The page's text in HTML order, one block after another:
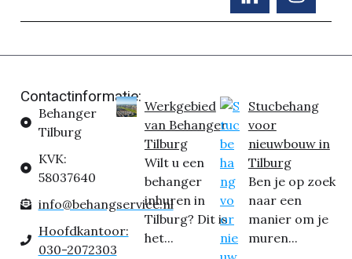
Contactinformatie:
Behanger
Tilburg
KVK:
58037640
info@behangservice.nl
Hoofdkantoor:
030-2072303
Werkgebied
van Behanger
Tilburg
Wilt u een
behanger
inhuren in
Tilburg? Dit is
het...
Stucbehang
voor
nieuwbouw in
Tilburg
Ben je op zoek
naar een
manier om je
muren...